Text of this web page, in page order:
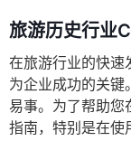
旅游历史行业
在旅游行业的快速
为企业成功的关键
易事。为了帮助您
指南，特别是在使